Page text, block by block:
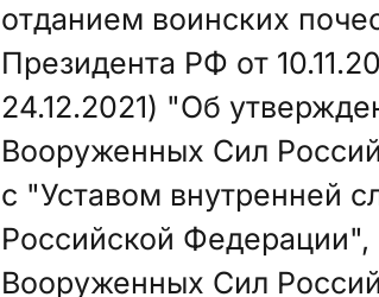
отданием воинских
Президента РФ от
24.12.2021) "Об
Вооруженных Сил
с "Уставом внутренней
Российской
Вооруженных Сил